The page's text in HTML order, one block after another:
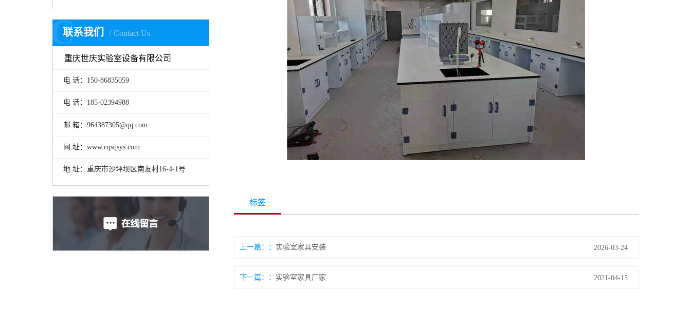
联系我们 Contact Us
C
重庆世庆实验室设备有限公司
电 话：150-86835059
电 话：185-02394988
邮 箱：964387305@qq.com
网 址：www.cqsqsys.com
地 址：重庆市沙坪坝区南友村16-4-1号
标签
上一篇： 实验室家具安装 2026-03-24
下一篇： 实验室家具厂家 2021-04-15